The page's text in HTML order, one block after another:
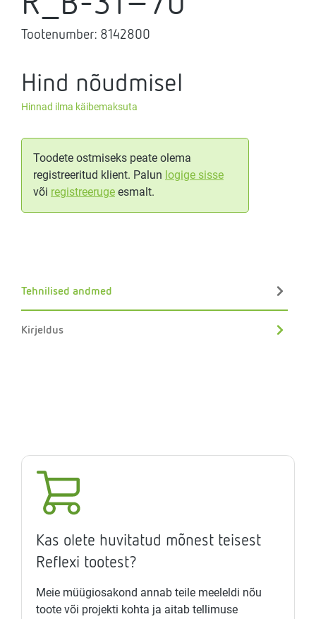
Tootenumber: 8142800
Hind nõudmisel
Hinnad ilma käibemaksuta
Toodete ostmiseks peate olema
registreeritud klient. Palun logige sisse
või registreeruge esmalt.
Tehnilised andmed
Kirjeldus
Kas olete huvitatud mõnest teisest
Reflexi tootest?
Meie müügiosakond annab teile meeleldi nõu
toote või projekti kohta ja aitab tellimuse